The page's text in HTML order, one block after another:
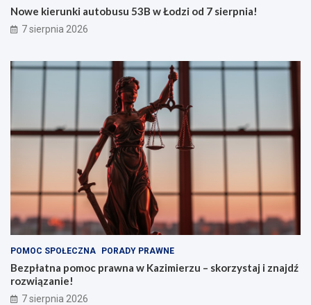
Nowe kierunki autobusu 53B w Łodzi od 7 sierpnia!
7 sierpnia 2026
POMOC SPOŁECZNA PORADY PRAWNE
Bezpłatna pomoc prawna w Kazimierzu – skorzystaj i znajdź
rozwiązanie!
7 sierpnia 2026